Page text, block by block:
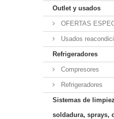
Outlet y usados
OFERTAS
Usados
Refrigeradores
Compresores
Refrigeradores
Sistemas de
soldadura, sprays,